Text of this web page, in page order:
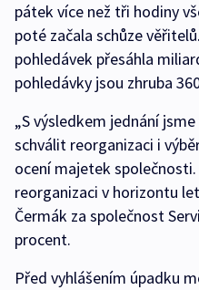
pátek více než tři hodiny
poté začala schůze
pohledávek přesáhla
pohledávky jsou zhruba
„S výsledkem jednání
schválit reorganizaci i
ocení majetek
reorganizaci v horizontu
Čermák za společnost
procent.
Před vyhlášením úpadku